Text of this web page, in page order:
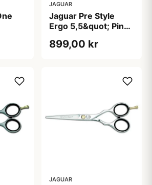
JAGUAR
Jaguar Pre Style
Ergo 5,5&quot; Pink
899,00 kr
JAGUAR